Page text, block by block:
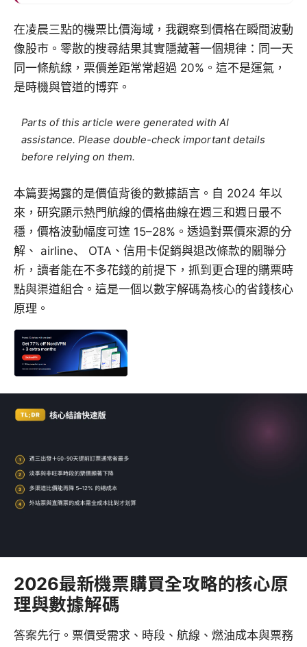
在凌晨三點的機票比價海域，我觀察到價格在瞬間波動
像股市。零散的搜尋結果其實隱藏著一個規律：同一天
同一條航線，票價差距常常超過 20%。這不是運氣，
是時機與管道的博弈。
Parts of this article were generated with AI
assistance. Please double-check important details
before relying on them.
本篇要揭露的是價值背後的數據語言。自 2024 年以
來，研究顯示熱門航線的價格曲線在週三和週日最不
穩，價格波動幅度可達 15–28%。透過對票價來源的分
解、 airline、 OTA、信用卡促銷與退改條款的關聯分
析，讀者能在不多花錢的前提下，抓到更合理的購票時
點與渠道組合。這是一個以數字解碼為核心的省錢核心
原理。
2026最新機票購買全攻略的核心原
理與數據解碼
答案先行。票價受需求、時段、航線、燃油成本與票務